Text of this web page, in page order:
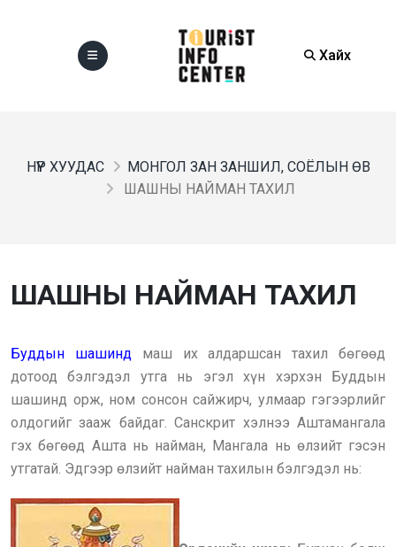
Хайх
НҮҮР ХУУДАС
МОНГОЛ ЗАН ЗАНШИЛ, СОЁЛЫН ӨВ
ШАШНЫ НАЙМАН ТАХИЛ
ШАШНЫ НАЙМАН ТАХИЛ
Буддын шашиндмаш их алдаршсан тахил бөгөөд
дотоод бэлгэдэл утга нь эгэл хүн хэрхэн Буддын
шашинд орж, ном сонсон сайжирч, улмаар гэгээрлийг
олдогийг зааж байдаг. Санскрит хэлнээ Аштамангала
гэх бөгөөд Ашта нь найман, Мангала нь өлзийт гэсэн
утгатай. Эдгээр өлзийт найман тахилын бэлгэдэл нь: